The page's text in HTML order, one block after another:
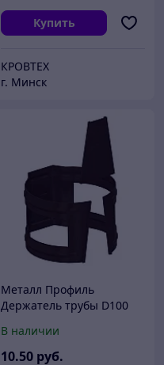
Купить
КРОВТЕХ
г. Минск
Металл Профиль
Держатель трубы D100
RR32-0.6)
В наличии
10.50 руб.